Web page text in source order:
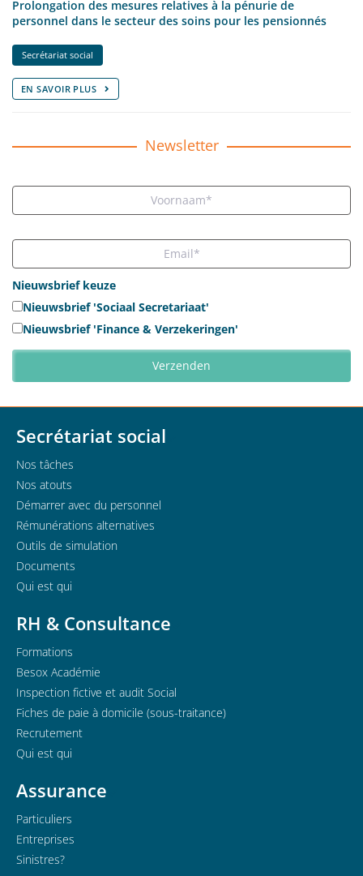
Prolongation des mesures relatives à la pénurie de
personnel dans le secteur des soins pour les pensionnés
Secrétariat social
EN SAVOIR PLUS
Newsletter
Nieuwsbrief keuze
Nieuwsbrief 'Sociaal Secretariaat'
Nieuwsbrief 'Finance & Verzekeringen'
Secrétariat social
Nos tâches
Nos atouts
Démarrer avec du personnel
Rémunérations alternatives
Outils de simulation
Documents
Qui est qui
RH & Consultance
Formations
Besox Académie
Inspection fictive et audit Social
Fiches de paie à domicile (sous-traitance)
Recrutement
Qui est qui
Assurance
Particuliers
Entreprises
Sinistres?